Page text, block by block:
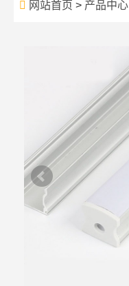
网站首页 > 产品中心